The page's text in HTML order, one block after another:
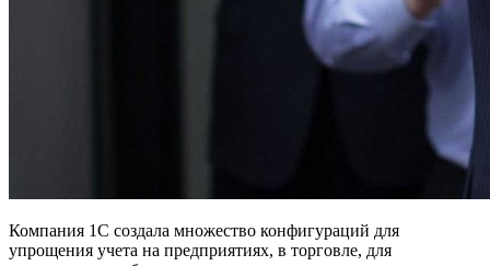
Компания 1С создала множество конфигураций для
упрощения учета на предприятиях, в торговле, для